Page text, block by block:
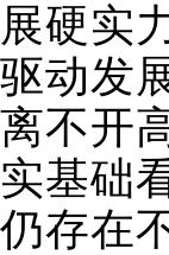
展硬实
驱动发
离不开
实基础
仍存在